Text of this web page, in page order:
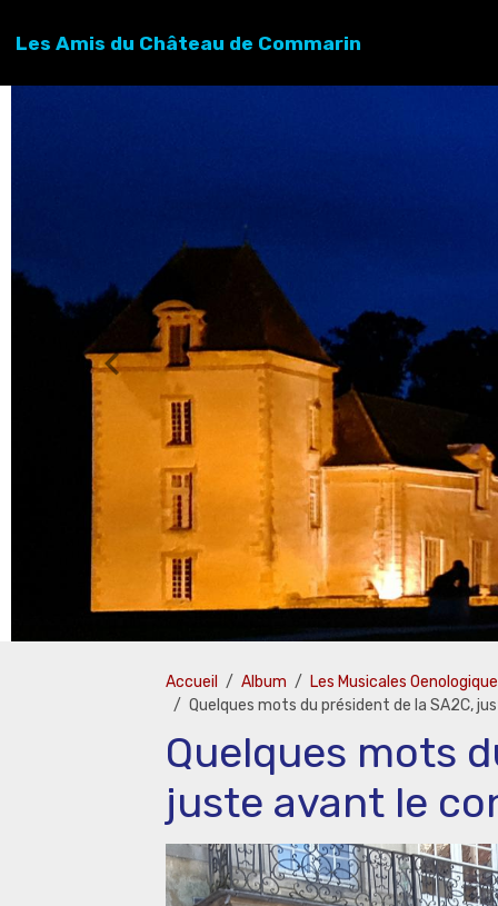
Les Amis du Château de Commarin
Accueil Album
Les Musicales
Quelques mots du président de la SA2C,
Quelques mots
juste avant le